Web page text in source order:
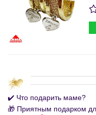
✔️ Что подарить маме?
🎁 Приятным подарком